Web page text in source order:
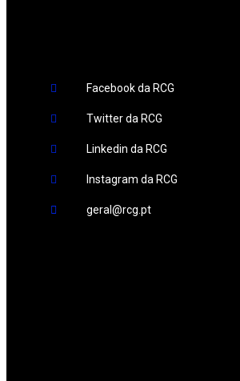
Facebook da RCG
Twitter da RCG
Linkedin da RCG
Instagram da RCG
geral@rcg.pt